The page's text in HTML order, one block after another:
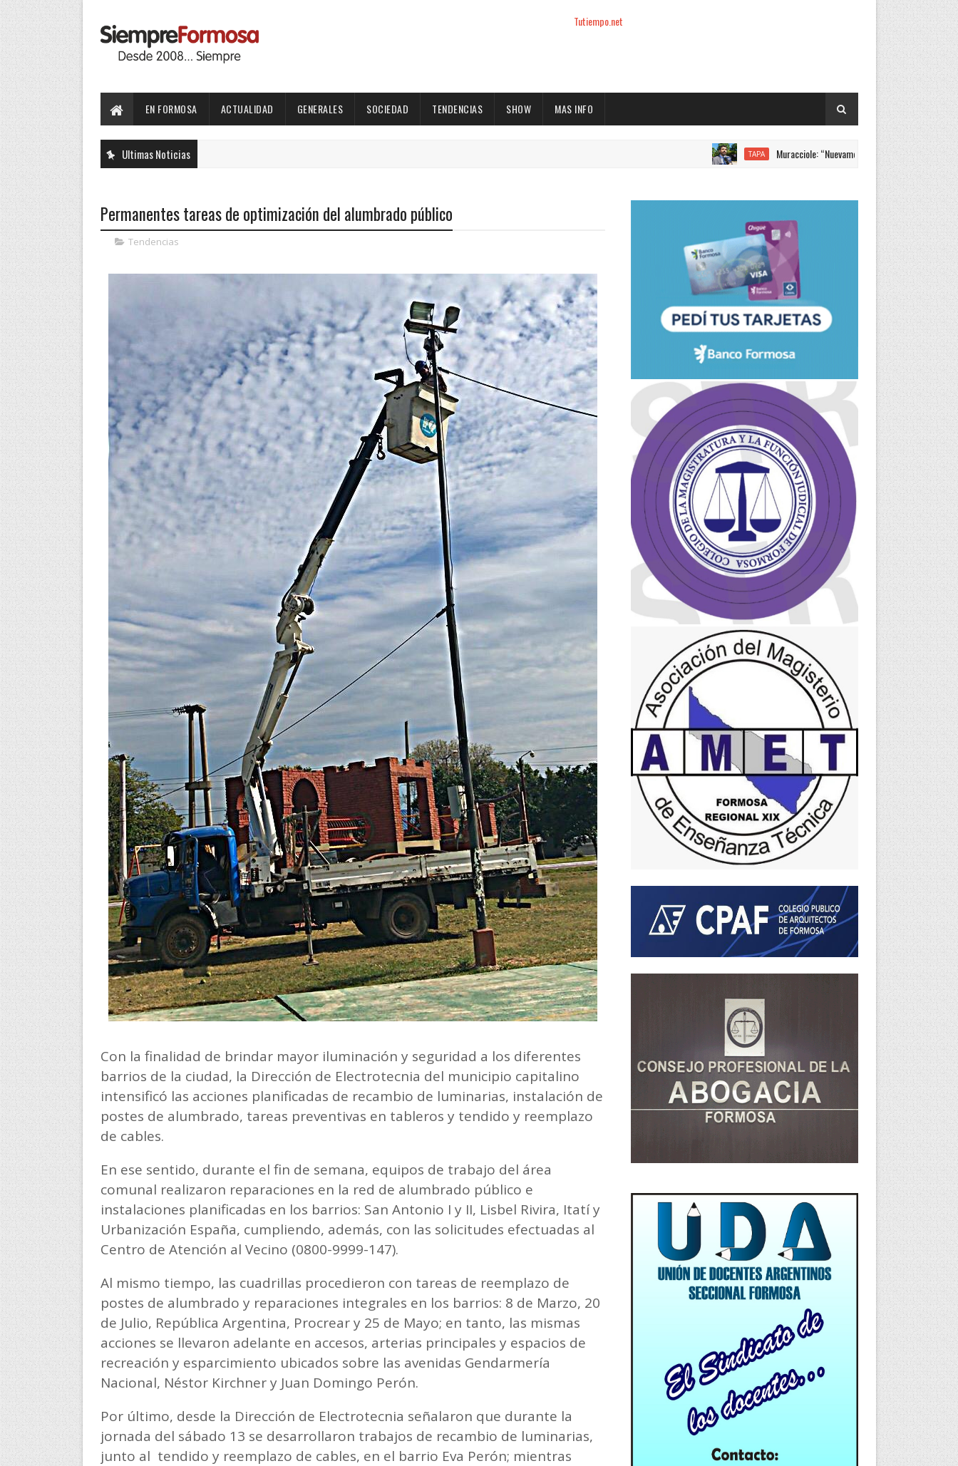
Tutiempo.net
EN FORMOSA ACTUALIDAD GENERALES SOCIEDAD TENDENCIAS SHOW MAS INFO
Ultimas Noticias TAPA Muracciole: “Nuevamente Formosa liderando los
Permanentes tareas de optimización del alumbrado público
Tendencias
Con la finalidad de brindar mayor iluminación y seguridad a los diferentes
barrios de la ciudad, la Dirección de Electrotecnia del municipio capitalino
intensificó las acciones planificadas de recambio de luminarias, instalación de
postes de alumbrado, tareas preventivas en tableros y tendido y reemplazo
de cables.
En ese sentido, durante el fin de semana, equipos de trabajo del área
comunal realizaron reparaciones en la red de alumbrado público e
instalaciones planificadas en los barrios: San Antonio I y II, Lisbel Rivira, Itatí y
Urbanización España, cumpliendo, además, con las solicitudes efectuadas al
Centro de Atención al Vecino (0800-9999-147).
Al mismo tiempo, las cuadrillas procedieron con tareas de reemplazo de
postes de alumbrado y reparaciones integrales en los barrios: 8 de Marzo, 20
de Julio, República Argentina, Procrear y 25 de Mayo; en tanto, las mismas
acciones se llevaron adelante en accesos, arterias principales y espacios de
recreación y esparcimiento ubicados sobre las avenidas Gendarmería
Nacional, Néstor Kirchner y Juan Domingo Perón.
Por último, desde la Dirección de Electrotecnia señalaron que durante la
jornada del sábado 13 se desarrollaron trabajos de recambio de luminarias,
junto al tendido y reemplazo de cables, en el barrio Eva Perón; mientras